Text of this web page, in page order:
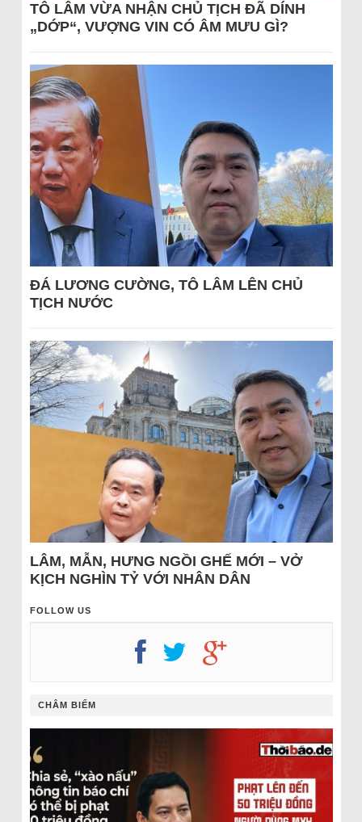
TÔ LÂM VỪA NHẬN CHỦ TỊCH ĐÃ DÍNH
„DỚP“, VƯỢNG VIN CÓ ÂM MƯU GÌ?
ĐÁ LƯƠNG CƯỜNG, TÔ LÂM LÊN CHỦ
TỊCH NƯỚC
LÂM, MẪN, HƯNG NGỒI GHẾ MỚI – VỞ
KỊCH NGHÌN TỶ VỚI NHÂN DÂN
FOLLOW US
CHÂM BIẾM